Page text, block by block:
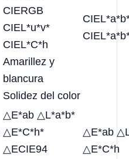
CIERGB
CIEL*u*v*
CIEL*C*h
Amarillez y
blancura
Solidez del color
△E*ab △L*a*b*
△E*C*h*
△ECIE94
△E*ab
△E*C*h